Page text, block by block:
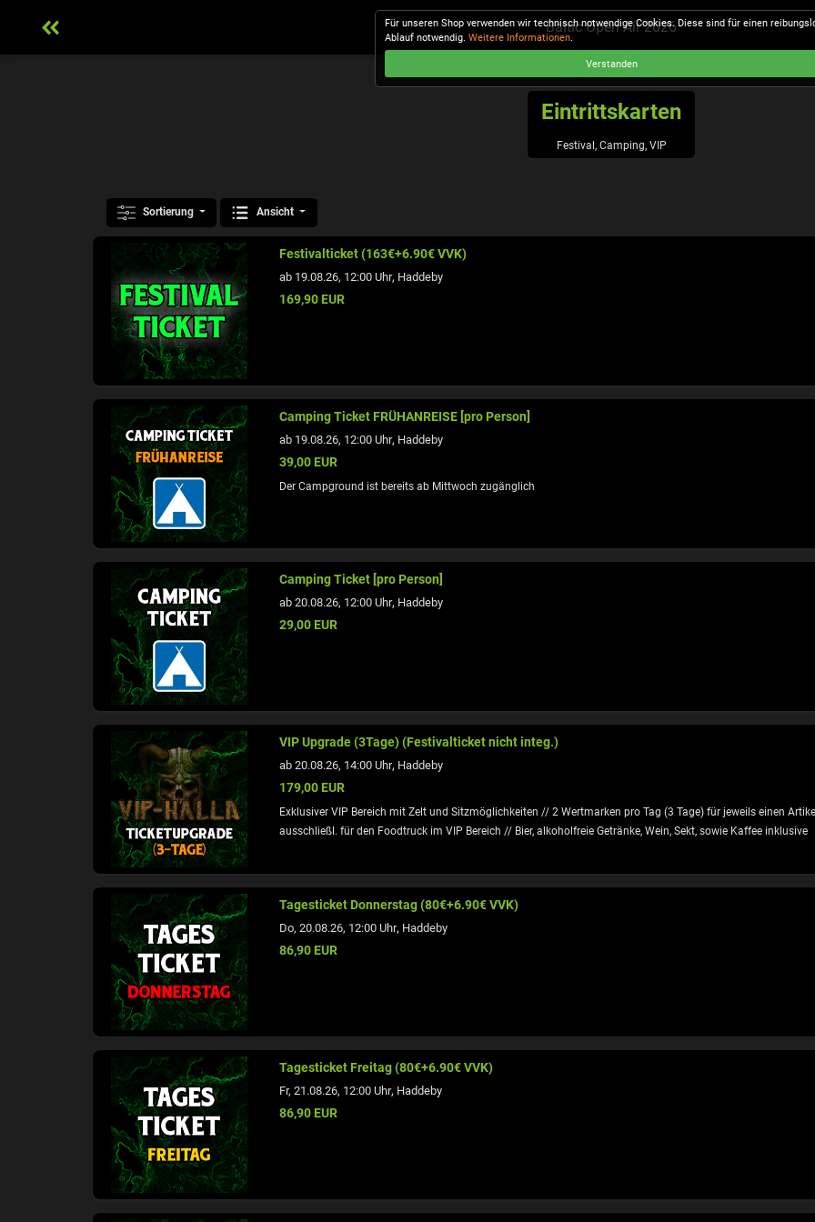
Baltic Open Air 2026
Eintrittskarten
Festival, Camping, VIP
Sortierung Ansicht
Festivalticket (163€+6.90€ VVK)
ab 19.08.26, 12:00 Uhr, Haddeby
169,90 EUR
Camping Ticket FRÜHANREISE [pro Person]
ab 19.08.26, 12:00 Uhr, Haddeby
39,00 EUR
Der Campground ist bereits ab Mittwoch zugänglich
Camping Ticket [pro Person]
ab 20.08.26, 12:00 Uhr, Haddeby
29,00 EUR
VIP Upgrade (3Tage) (Festivalticket nicht integ.)
ab 20.08.26, 14:00 Uhr, Haddeby
179,00 EUR
Exklusiver VIP Bereich mit Zelt und Sitzmöglichkeiten // 2 Wertmarken pro Tag (3 Tage) für jeweils einen
ausschließl. für den Foodtruck im VIP Bereich // Bier, alkoholfreie Getränke, Wein, Sekt, sowie Kaffee inklusive
Tagesticket Donnerstag (80€+6.90€ VVK)
Do, 20.08.26, 12:00 Uhr, Haddeby
86,90 EUR
Tagesticket Freitag (80€+6.90€ VVK)
Fr, 21.08.26, 12:00 Uhr, Haddeby
86,90 EUR
Für unseren Shop verwenden wir technisch notwendige Cookies. Diese sind für einen
Ablauf notwendig. Weitere Informationen.
Verstanden